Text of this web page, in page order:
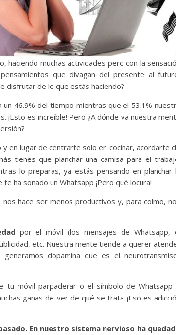
haciendo muchas actividades pero con la
que divagan del presente al
de lo que estás haciendo?
46.9% del tiempo mientras que el 53.1%
es increíble! Pero ¿A dónde va nuestra
en lugar de centrarte solo en cocinar, acordarte
tienes que planchar una camisa para el
lo preparas, ya estás pensando en planchar
ha sonado un Whatsapp ¡Pero qué locura!
hace ser menos productivos y, para colmo,
por el móvil (los mensajes de Whatsapp,
etc. Nuestra mente tiende a querer
dopamina que es el
tu móvil parpaderar o el símbolo de Whatsapp
ganas de ver de qué se trata ¡Eso es
En nuestro sistema nervioso ha